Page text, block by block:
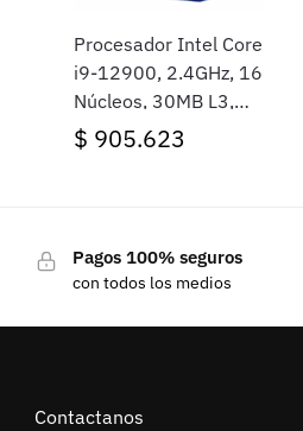
Procesador Intel Core
i9-12900, 2.4GHz, 16
Núcleos, 30MB L3,
Socket LGA1700,
$ 905.623
Pagos 100% seguros
con todos los medios
Contactanos